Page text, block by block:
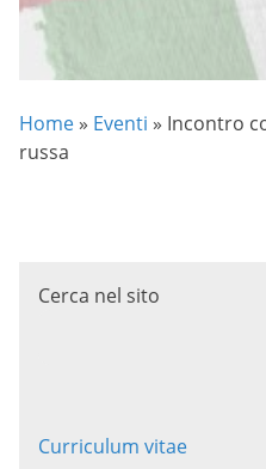
Home » Eventi » Incontro
russa
Cerca nel sito
Curriculum vitae